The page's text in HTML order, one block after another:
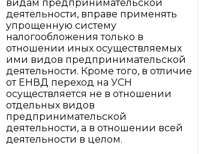
видам предпринимательской
деятельности, вправе применять
упрощенную систему
налогообложения только в
отношении иных осуществляемых
ими видов предпринимательской
деятельности. Кроме того, в отличие
от ЕНВД переход на УСН
осуществляется не в отношении
отдельных видов
предпринимательской
деятельности, а в отношении всей
деятельности в целом.